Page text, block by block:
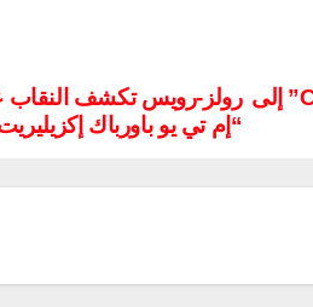
رولز-رويس تكشف النقاب
“إم تي يو باورباك
إيرباص تسلّم أول طائرة بحث وإنقاذ من طراز “C295” إلى